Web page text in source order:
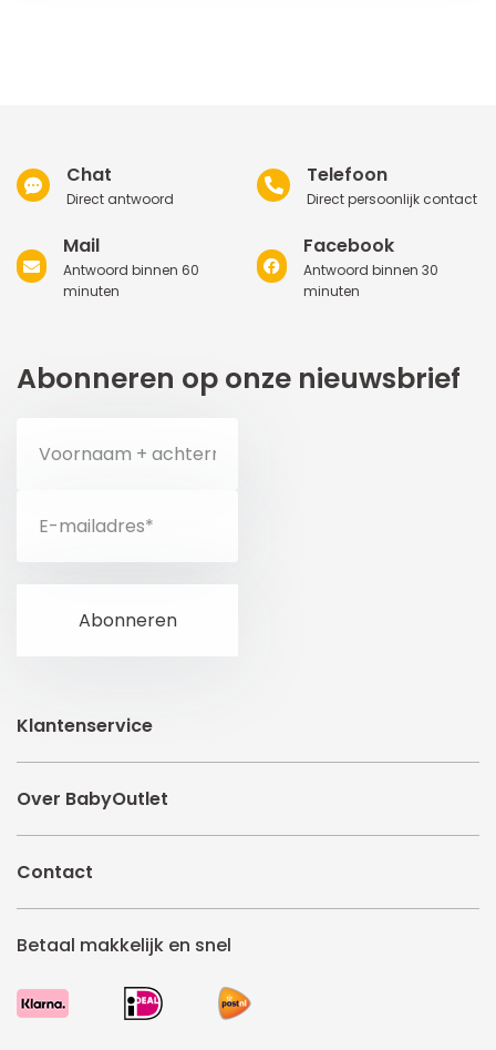
Chat
Direct antwoord
Telefoon
Direct persoonlijk contact
Mail
Antwoord binnen 60
minuten
Facebook
Antwoord binnen 30
minuten
Abonneren op onze nieuwsbrief
Klantenservice
Over BabyOutlet
Contact
Betaal makkelijk en snel